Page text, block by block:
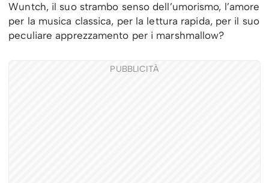
Wuntch, il suo strambo senso dell’umorismo, l’amore
per la musica classica, per la lettura rapida, per il suo
peculiare apprezzamento per i marshmallow?
PUBBLICITÀ